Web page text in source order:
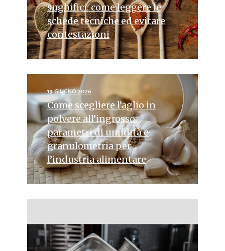
sughifici: come leggere le
schede tecniche ed evitare
contestazioni
19 GIUGNO 2026
Come scegliere l’aglio in
polvere all’ingrosso:
parametri di umidità e
granulometria per
l’industria alimentare